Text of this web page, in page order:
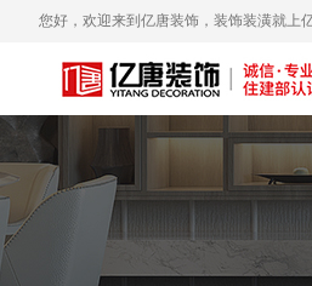
您好，欢迎来到亿唐装饰，装饰装潢就上